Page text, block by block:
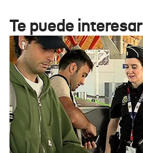
Te puede interesar